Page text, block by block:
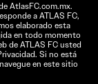
AtlasFC.com.mx.
a ATLAS FC,
elaborado esta
en todo momento
de ATLAS FC usted
Si no está
en este sitio